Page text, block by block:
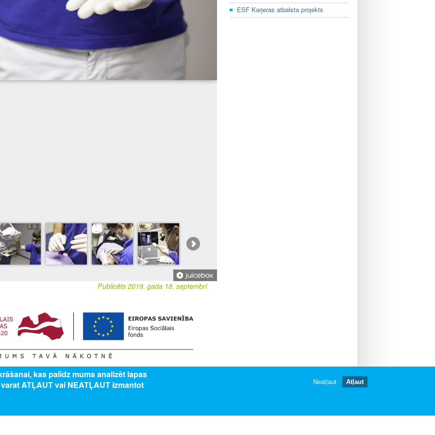
Publicēts 2019. gada 18. septembrī
8.3.5. specifiskā atbalsta mērķa "Uzlabot pieeju karjeras atbalstam
iestādēs" projekts Nr. 8.3.5.0/16/I/001 “Karjeras atbalsts vispārējās un
ESF Karjeras atbalsta projekts
kas palīdz mums analizēt lapas
ATĻAUT vai NEATĻAUT izmantot
Neatļaut Atļaut